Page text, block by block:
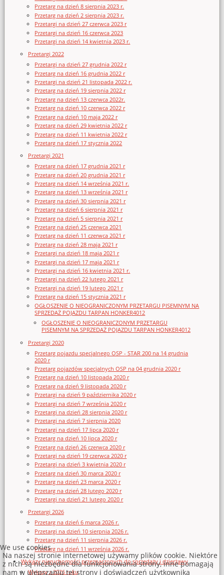
Przetarg na dzień 8 sierpnia 2023 r.
Przetarg na dzień 2 sierpnia 2023 r.
Przetargi na dzień 27 czerwca 2023 r
Przetargi na dzień 16 czerwca 2023
Przetargi na dzień 14 kwietnia 2023 r.
Przetargi 2022
Przetargi na dzień 27 grudnia 2022 r
Przetarg na dzień 16 grudnia 2022 r
Przetargi na dzień 21 listopada 2022 r.
Przetarg na dzień 19 sierpnia 2022 r
Przetarg na dzień 13 czerwca 2022r.
Przetarg na dzień 10 czerwca 2022 r
Przetarg na dzień 10 maja 2022 r
Przetarg na dzień 29 kwietnia 2022 r
Przetarg na dzień 11 kwietnia 2022 r
Przetarg na dzień 17 stycznia 2022
Przetargi 2021
Przetarg na dzień 17 grudnia 2021 r
Przetarg na dzień 20 grudnia 2021 r
Przetarg na dzień 14 września 2021 r.
Przetarg na dzień 13 września 2021 r
Przetarg na dzień 30 sierpnia 2021 r
Przetarg na dzień 6 sierpnia 2021 r
Przetarg na dzień 5 sierpnia 2021 r
Przetarg na dzień 25 czerwca 2021
Przetarg na dzień 11 czerwca 2021 r
Przetarg na dzień 28 maja 2021 r
Przetargi na dzień 18 maja 2021 r
Przetargi na dzień 17 maja 2021 r
Przetargi na dzień 16 kwietnia 2021 r.
Przetargi na dzień 22 lutego 2021 r
Przetargi na dzień 19 lutego 2021 r
Przetarg na dzień 15 stycznia 2021 r
OGŁOSZENIE O NIEOGRANICZONYM PRZETARGU PISEMNYM NA
SPRZEDAŻ POJAZDU TARPAN HONKER4012
OGŁOSZENIE O NIEOGRANICZONYM PRZETARGU
PISEMNYM NA SPRZEDAŻ POJAZDU TARPAN HONKER4012
Przetargi 2020
Przetarg pojazdu specjalnego OSP - STAR 200 na 14 grudnia
2020 r
Przetarg pojazdów specjalnych OSP na 04 grudnia 2020 r
Przetarg na dzień 10 listopada 2020 r
Przetarg na dzień 9 listopada 2020 r
Przetargi na dzień 9 października 2020 r
Przetargi na dzień 7 września 2020 r
Przetargi na dzień 28 sierpnia 2020 r
Przetargi na dzień 7 sierpnia 2020
Przetargi na dzień 17 lipca 2020 r
Przetarg na dzień 10 lipca 2020 r
Przetarg na dzień 26 czerwca 2020 r
Przetargi na dzień 19 czerwca 2020 r
Przetargi na dzień 3 kwietnia 2020 r
Przetarg na dzień 30 marca 2020 r
Przetarg na dzień 23 marca 2020 r
Przetarg na dzień 28 lutego 2020 r
Przetargi na dzień 21 lutego 2020 r
Przetargi 2026
Przetarg na dzień 6 marca 2026 r.
Przetargi na dzień 10 sierpnia 2026 r.
Przetarg na dzień 11 sierpnia 2026 r.
Przetarg na dzień 11 września 2026 r.
Wykazy nieruchomości przeznaczonych do sprzedaży i dzierżawy
Wykazy z 2026 roku
We use cookies
Na naszej stronie internetowej używamy plików cookie. Niektóre
z nich są niezbędne dla funkcjonowania strony, inne pomagają
nam w ulepszaniu tej strony i doświadczeń użytkownika